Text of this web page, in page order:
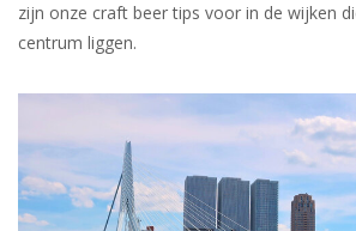
zijn onze craft beer tips voor in de wijken
centrum liggen.